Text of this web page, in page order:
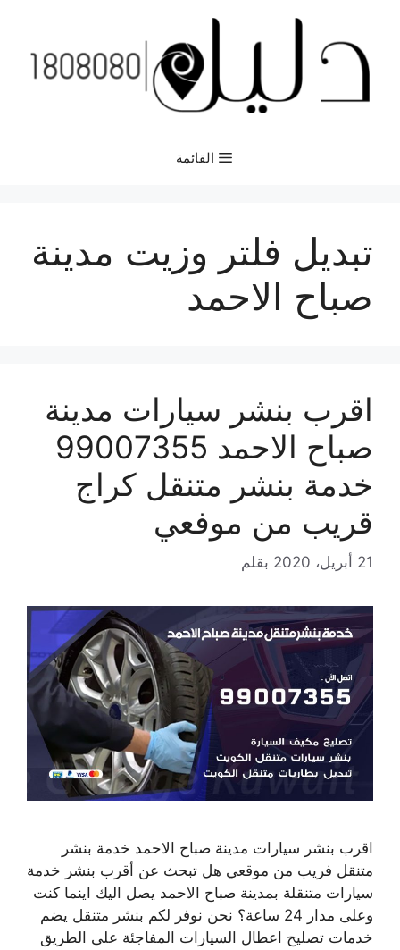
المحتوى
القائمة
تبديل فلتر وزيت مدينة
صباح الاحمد
اقرب بنشر سيارات مدينة
صباح الاحمد 99007355
خدمة بنشر متنقل كراج
قريب من موفعي
21 أبريل، 2020 بقلم
اقرب بنشر سيارات مدينة صباح الاحمد خدمة بنشر
متنقل فريب من موقعي هل تبحث عن أقرب بنشر خدمة
سيارات متنقلة بمدينة صباح الاحمد يصل اليك اينما كنت
وعلى مدار 24 ساعة؟ نحن نوفر لكم بنشر متنقل يضم
خدمات تصليح اعطال السيارات المفاجئة على الطريق